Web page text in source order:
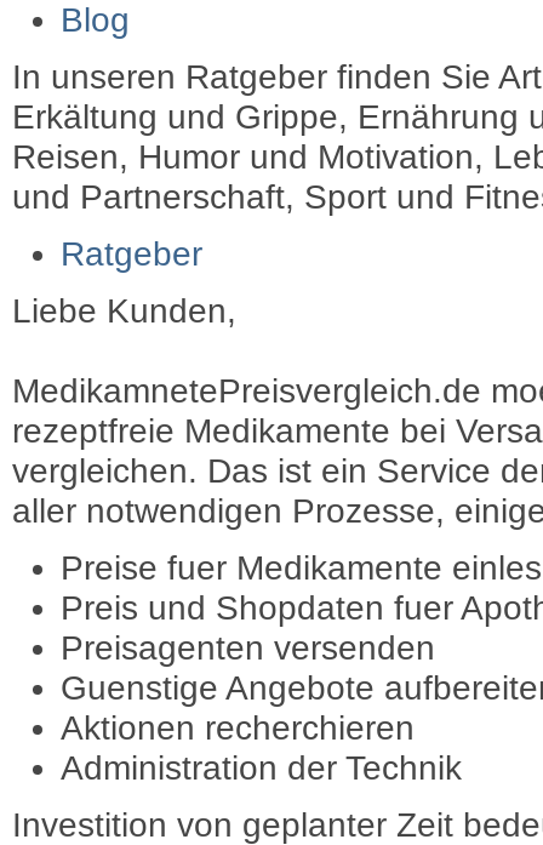
Blog
In unseren Ratgeber finden Sie
Erkältung und Grippe, Ernährung
Reisen, Humor und Motivation,
und Partnerschaft, Sport und
Ratgeber
Liebe Kunden,
MedikamnetePreisvergleich.de
rezeptfreie Medikamente bei
vergleichen. Das ist ein Service
aller notwendigen Prozesse,
Preise fuer Medikamente
Preis und Shopdaten fuer
Preisagenten versenden
Guenstige Angebote
Aktionen recherchieren
Administration der Technik
Investition von geplanter Zeit